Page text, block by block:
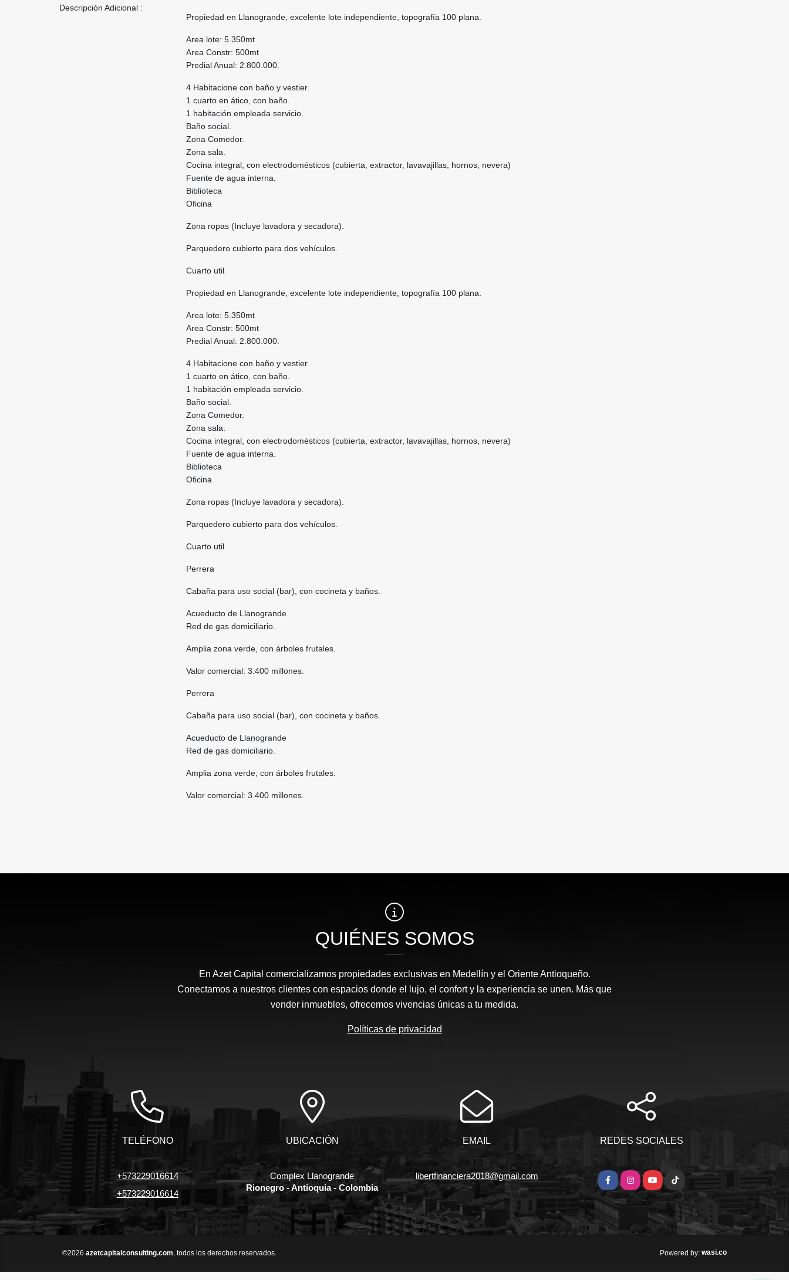
Descripción Adicional :
Propiedad en Llanogrande, excelente lote independiente, topografía 100 plana.
Area lote: 5.350mt
Area Constr: 500mt
Predial Anual: 2.800.000.
4 Habitacione con baño y vestier.
1 cuarto en ático, con baño.
1 habitación empleada servicio.
Baño social.
Zona Comedor.
Zona sala.
Cocina integral, con electrodomésticos (cubierta, extractor, lavavajillas, hornos, nevera)
Fuente de agua interna.
Biblioteca
Oficina
Zona ropas (Incluye lavadora y secadora).
Parquedero cubierto para dos vehículos.
Cuarto util.
Propiedad en Llanogrande, excelente lote independiente, topografía 100 plana.
Area lote: 5.350mt
Area Constr: 500mt
Predial Anual: 2.800.000.
4 Habitacione con baño y vestier.
1 cuarto en ático, con baño.
1 habitación empleada servicio.
Baño social.
Zona Comedor.
Zona sala.
Cocina integral, con electrodomésticos (cubierta, extractor, lavavajillas, hornos, nevera)
Fuente de agua interna.
Biblioteca
Oficina
Zona ropas (Incluye lavadora y secadora).
Parquedero cubierto para dos vehículos.
Cuarto util.
Perrera
Cabaña para uso social (bar), con cocineta y baños.
Acueducto de Llanogrande
Red de gas domiciliario.
Amplia zona verde, con árboles frutales.
Valor comercial: 3.400 millones.
Perrera
Cabaña para uso social (bar), con cocineta y baños.
Acueducto de Llanogrande
Red de gas domiciliario.
Amplia zona verde, con árboles frutales.
Valor comercial: 3.400 millones.
QUIÉNES SOMOS
En Azet Capital comercializamos propiedades exclusivas en Medellín y el Oriente Antioqueño.
Conectamos a nuestros clientes con espacios donde el lujo, el confort y la experiencia se unen. Más que
vender inmuebles, ofrecemos vivencias únicas a tu medida.
Políticas de privacidad
TELÉFONO
+573229016614
+573229016614
UBICACIÓN
Complex Llanogrande
Rionegro - Antioquia - Colombia
EMAIL
libertfinanciera2018@gmail.com
REDES SOCIALES
FacebookInstagramYouTubeTikTok
©2026 azetcapitalconsulting.com , todos los derechos reservados. Powered by: wasi.co